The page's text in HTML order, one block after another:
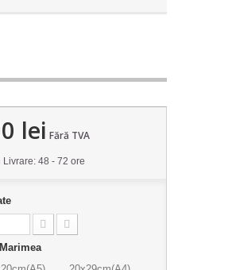
lei Fără TVA
Livrare: 48 - 72 ore